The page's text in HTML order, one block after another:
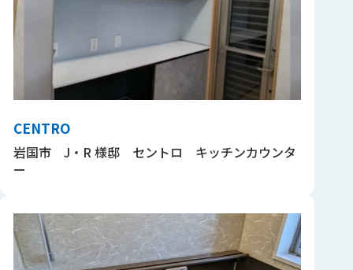
CENTRO
岩国市 J・R 様邸 セントロ キッチンカウンタ
ー